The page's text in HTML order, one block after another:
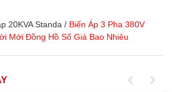
20KVA Standa / Biến Áp 3 Pha 380V
Mới Đồng Hồ Số Giá Bao Nhiêu